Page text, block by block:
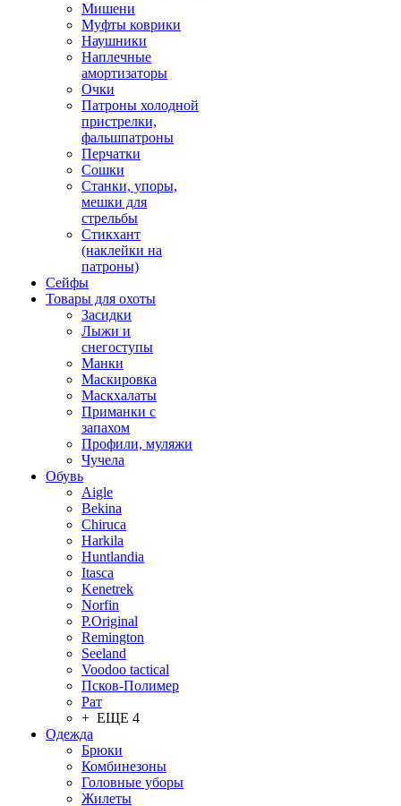
Мишени
Муфты коврики
Наушники
Наплечные
амортизаторы
Очки
Патроны холодной
пристрелки,
фальшпатроны
Перчатки
Сошки
Станки, упоры,
мешки для
стрельбы
Стикхант
(наклейки на
патроны)
Сейфы
Товары для охоты
Засидки
Лыжи и
снегоступы
Манки
Маскировка
Маскхалаты
Приманки с
запахом
Профили, муляжи
Чучела
Обувь
Aigle
Bekina
Chiruсa
Harkila
Huntlandia
Itasca
Kenetrek
Norfin
P.Original
Remington
Seeland
Voodoo tactical
Псков-Полимер
Рат
+ ЕЩЕ 4
Одежда
Брюки
Комбинезоны
Головные уборы
Жилеты